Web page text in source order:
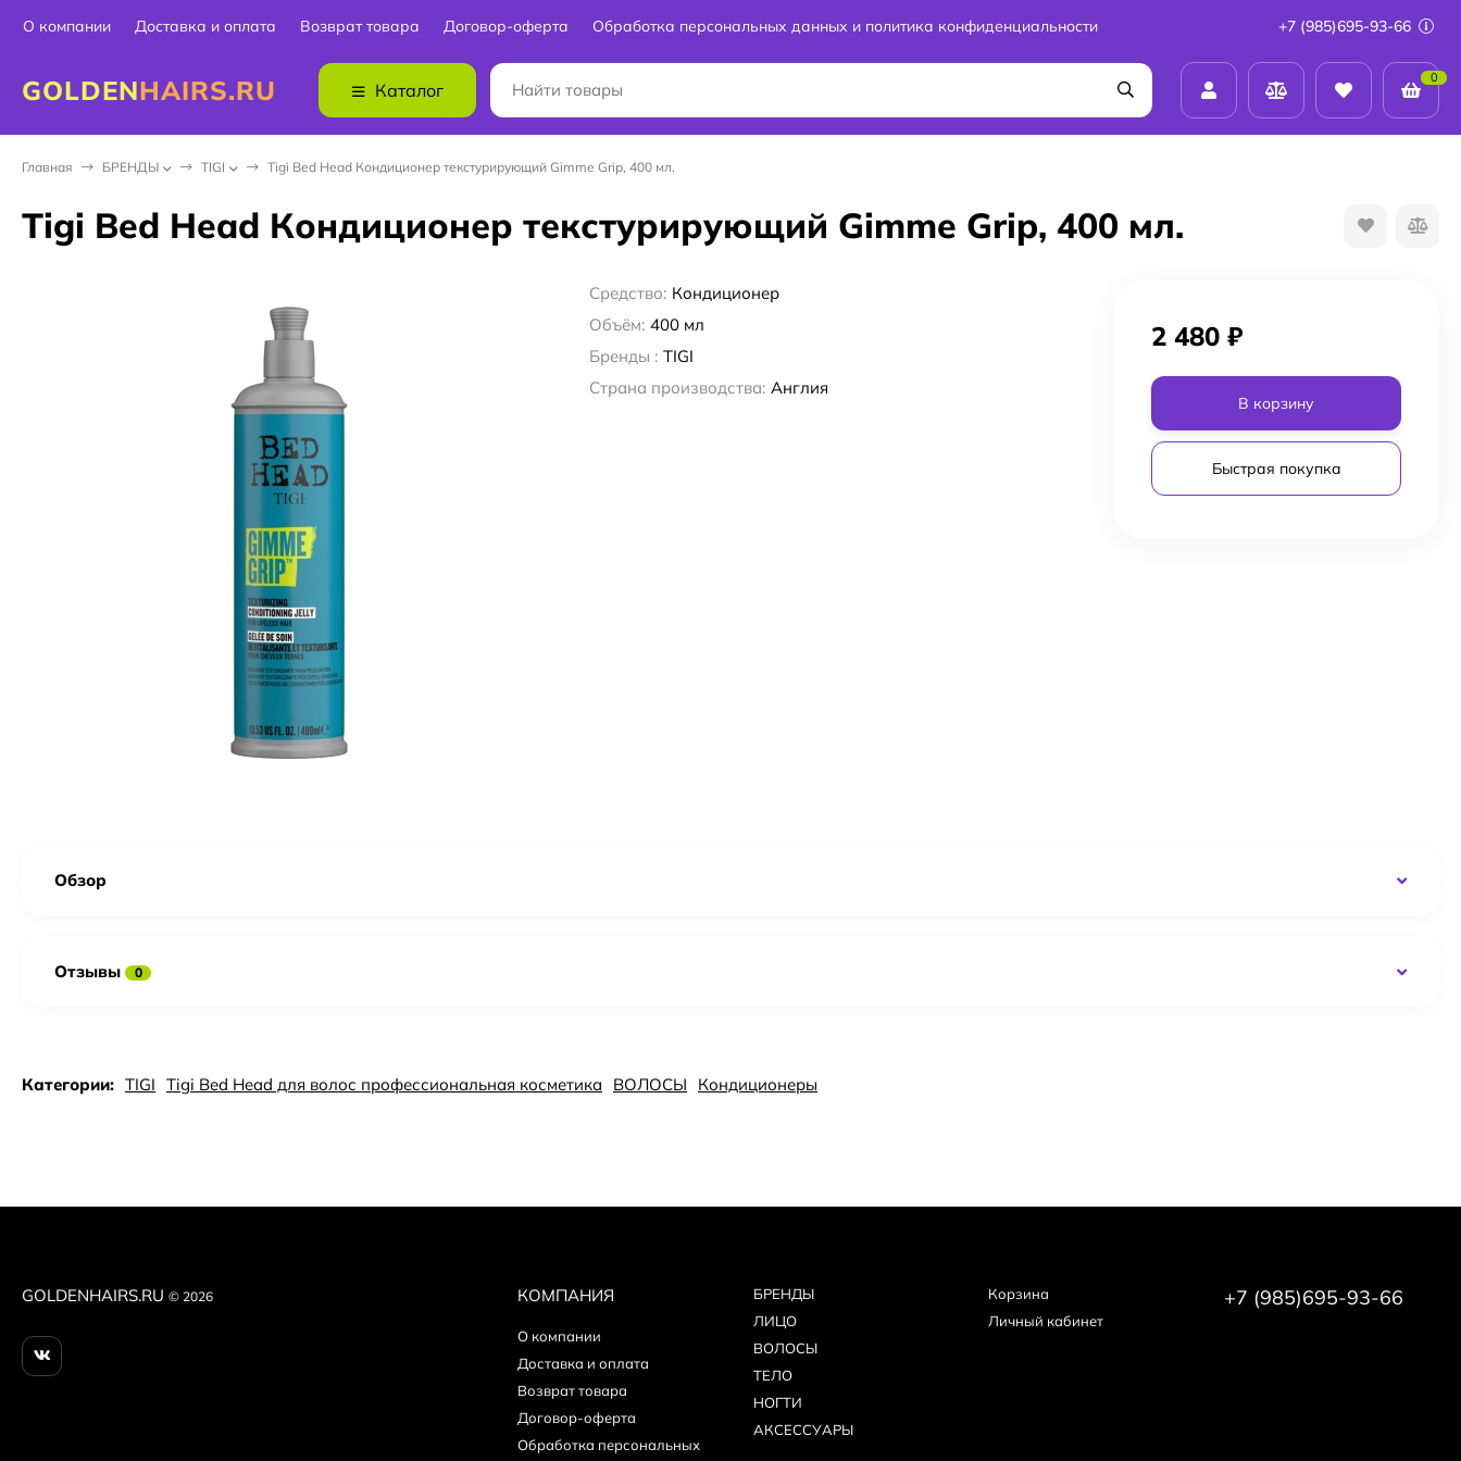
О компании Доставка и оплата Возврат товара Договор-оферта Обработка персональных данных и политика конфиденциальности +7 (985)695-93-66
GOLDENHAIRS.RU Каталог
0
Главная БPEНДЫ TIGI Tigi Bed Head Кондиционер текстурирующий Gimme Grip, 400 мл.
Tigi Bed Head Кондиционер текстурирующий Gimme Grip, 400 мл.
Средство: Кондиционер
Объём: 400 мл
Бренды : TIGI
Страна производства: Англия
2 480 ₽
В корзину
Быстрая покупка
Обзор
Отзывы 0
Категории: TIGI Tigi Bed Head для волос профессиональная косметика ВОЛОСЫ Кондиционеры
GOLDENHAIRS.RU © 2026 КОМПАНИЯ
О компании
Доставка и оплата
Возврат товара
Договор-оферта
Обработка персональных
БPEНДЫ
ЛИЦО
ВОЛОСЫ
ТЕЛО
НОГТИ
АКСЕССУАРЫ
Корзина
Личный кабинет
+7 (985)695-93-66